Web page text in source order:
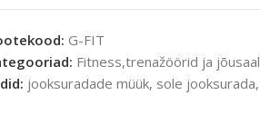
G-FIT
Fitness,trenažöörid ja jõusaal
jooksuradade müük, sole jooksurada,